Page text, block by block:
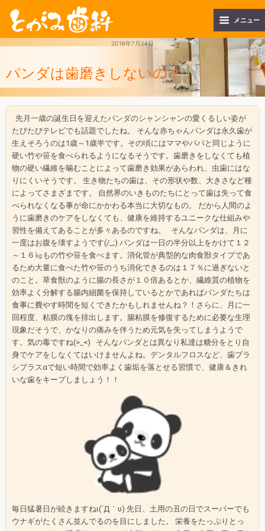
メニュー
2018年7月24日
パンダは歯磨きしないの？
先月一歳の誕生日を迎えたパンダのシャンシャンの愛くるしい姿が
たびたびテレビでも話題でしたね。 そんな赤ちゃんパンダは永久歯が
生えそろうのは1歳～1歳半です。その頃にはママやパパと同じように
硬い竹や笹を食べられるようになるそうです。歯磨きをしなくても植
物の硬い繊維を噛むことによって歯磨き効果があらわれ、虫歯にはな
りにくいそうです。 生き物たちの歯は、その形状や数、大きさなど種
によってさまざまです。 自然界のいきものたちにとって歯は失って食
べられなくなる事が命にかかわる本当に大切なもの。 だから人間のよ
うに歯磨きのケアをしなくても、健康を維持するユニークな仕組みや
習性を備えてあることが多々あるのですね。 そんなパンダは、月に
一度はお腹を壊すようです(/_;) パンダは一日の半分以上をかけて１２
～１６㎏もの竹や笹を食べます。消化管が典型的な肉食獣タイプであ
るため大量に食べた竹や笹のうち消化できるのは１７％に過ぎないと
のこと。草食獣のように腸の長さが１０倍あるとか、繊維質の植物を
効率よく分解する腸内細菌を保持しているとかであればパンダたちは
食事に費やす時間を短くできたかもしれませんね？！さらに、月に一
回程度、粘膜の塊を排出します。腸粘膜を修復するために必要な生理
現象だそうで、かなりの痛みを伴うため元気を失ってしまうようで
す。気の毒ですね(>_<) そんなパンダとは異なり私達は糖分をとり自
身でケアをしなくてはいけませんよね。デンタルフロスなど、歯ブラ
シプラスαで短い時間で効率よく歯垢を落とせる習慣で、健康＆きれ
いな歯をキープしましょう！！
毎日猛暑日が続きますねι(´Д｀υ) 先日、土用の丑の日でスーパーでも
ウナギがたくさん並んでるのを目にしました。 栄養をたっぷりとっ